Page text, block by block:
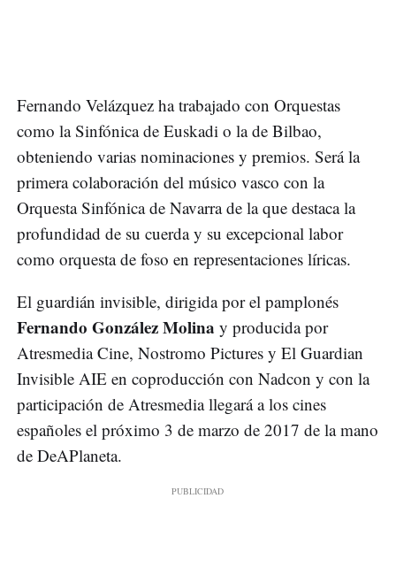
Fernando Velázquez ha trabajado con Orquestas
como la Sinfónica de Euskadi o la de Bilbao,
obteniendo varias nominaciones y premios. Será la
primera colaboración del músico vasco con la
Orquesta Sinfónica de Navarra de la que destaca la
profundidad de su cuerda y su excepcional labor
como orquesta de foso en representaciones líricas.
El guardián invisible, dirigida por el pamplonés
Fernando González Molina y producida por
Atresmedia Cine, Nostromo Pictures y El Guardian
Invisible AIE en coproducción con Nadcon y con la
participación de Atresmedia llegará a los cines
españoles el próximo 3 de marzo de 2017 de la mano
de DeAPlaneta.